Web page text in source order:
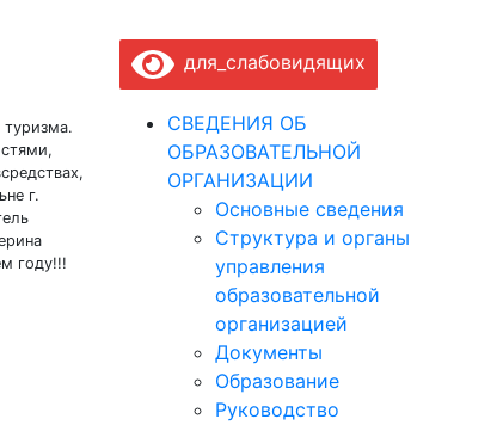
туризма.
г.
году!!!
для_слабовидящих
СВЕДЕНИЯ ОБ
ОБРАЗОВАТЕЛЬНОЙ
ОРГАНИЗАЦИИ
Основные сведения
Структура и органы
управления
образовательной
организацией
Документы
Образование
Руководство